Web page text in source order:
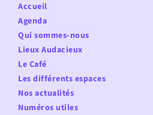
Accueil
Agenda
Qui sommes-nous
Lieux Audacieux
Le Café
Les différents espaces
Nos actualités
Numéros utiles